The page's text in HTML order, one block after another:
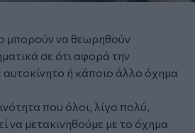
μπορούν να θεωρηθούν
σε ότι αφορά την
αυτοκίνητο ή κάποιο άλλο όχημα
που όλοι, λίγο πολύ,
να μετακινηθούμε με το όχημα